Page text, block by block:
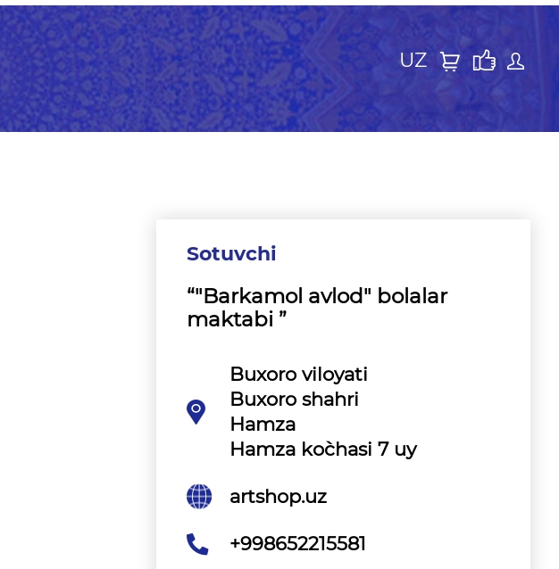
UZ
Sotuvchi
“"Barkamol avlod" bolalar
maktabi ”
Buxoro viloyati
Buxoro shahri
Hamza
Hamza ko`chasi 7 uy
artshop.uz
+998652215581